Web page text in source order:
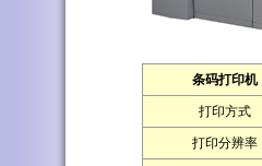
条码打印机
打印方式
打印分辨率